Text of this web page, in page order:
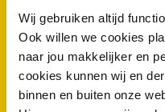
Wij gebruiken altijd
Ook willen we cookies
naar jou makkelijker en
cookies kunnen wij en
binnen en buiten onze
Loodgieters voor
of afvoer in Sneek
Wanneer is een loodgieter